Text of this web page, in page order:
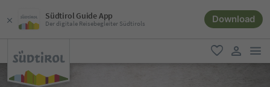
Südtirol Guide App
Der digitale Reisebegleiter Südtirols Download
favorit
user link